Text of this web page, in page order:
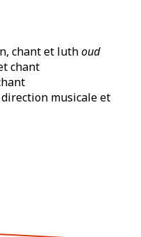
chant et luthoud
chant
musicale et